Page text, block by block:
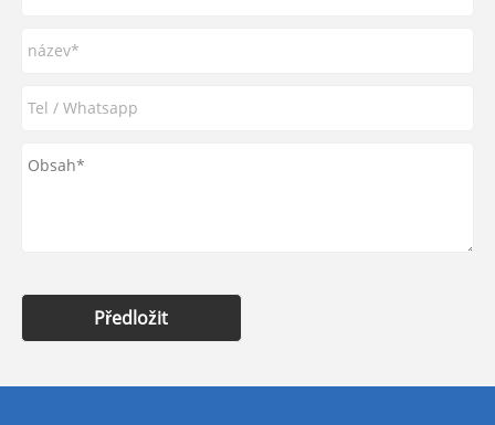
Předložit